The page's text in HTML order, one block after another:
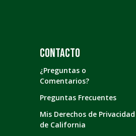
Contacto
¿Preguntas o
Comentarios?
Preguntas Frecuentes
Mis Derechos de Privacidad
de California